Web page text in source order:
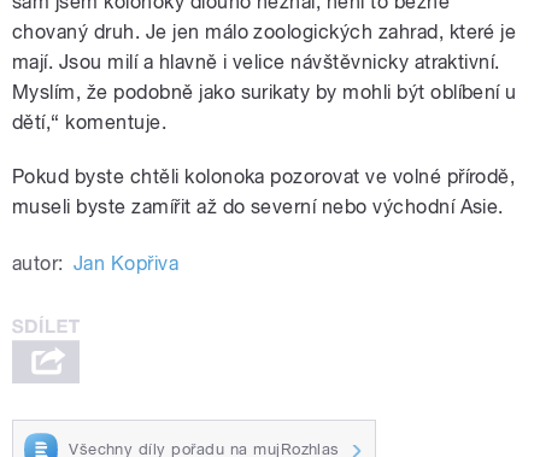
chovaný druh. Je jen málo zoologických zahrad, které je
mají. Jsou milí a hlavně i velice návštěvnicky atraktivní.
Myslím, že podobně jako surikaty by mohli být oblíbení u
dětí,“ komentuje.
Pokud byste chtěli kolonoka pozorovat ve volné přírodě,
museli byste zamířit až do severní nebo východní Asie.
autor: Jan Kopřiva
Všechny díly pořadu na mujRozhlas